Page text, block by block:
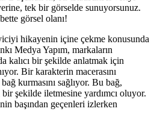
tek bir görselde sunuyorsunuz.
görsel olanı!
hikayenin içine çekme konusunda
Medya Yapım, markaların
kalıcı bir şekilde anlatmak için
Bir karakterin macerasını
kurmasını sağlıyor. Bu bağ,
bir şekilde iletmesine yardımcı oluyor.
başından geçenleri izlerken